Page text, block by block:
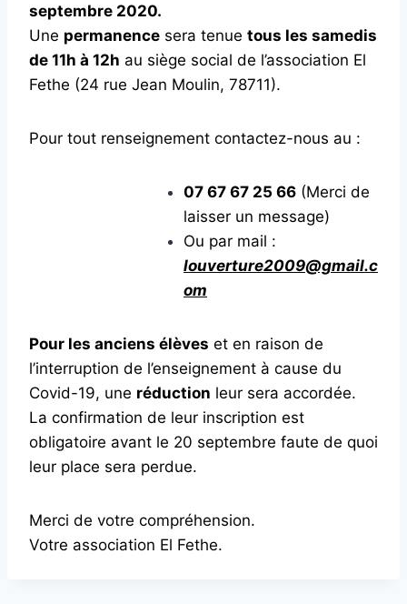
septembre 2020.
Une permanence sera tenue tous les samedis
de 11h à 12h au siège social de l’association El
Fethe (24 rue Jean Moulin, 78711).
Pour tout renseignement contactez-nous au :
07 67 67 25 66 (Merci de
laisser un message)
Ou par mail :
louverture2009@gmail.c
om
Pour les anciens élèves et en raison de
l’interruption de l’enseignement à cause du
Covid-19, une réduction leur sera accordée.
La confirmation de leur inscription est
obligatoire avant le 20 septembre faute de quoi
leur place sera perdue.
Merci de votre compréhension.
Votre association El Fethe.